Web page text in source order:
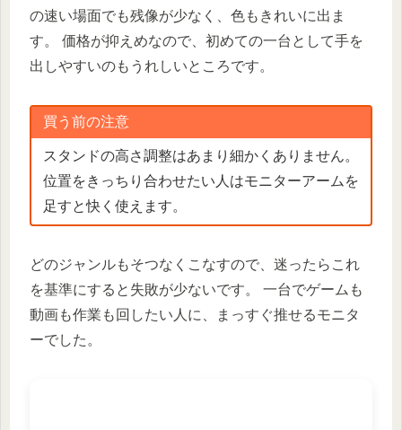
の速い場面でも残像が少なく、色もきれいに出ま
す。 価格が抑えめなので、初めての一台として手を
出しやすいのもうれしいところです。
買う前の注意
スタンドの高さ調整はあまり細かくありません。
位置をきっちり合わせたい人はモニターアームを
足すと快く使えます。
どのジャンルもそつなくこなすので、迷ったらこれ
を基準にすると失敗が少ないです。 一台でゲームも
動画も作業も回したい人に、まっすぐ推せるモニタ
ーでした。